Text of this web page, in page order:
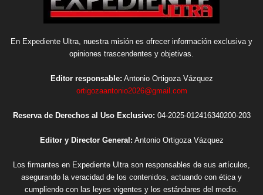
En Expediente Ultra, nuestra misión es ofrecer información exclusiva y
opiniones trascendentes y objetivas.
Editor responsable: Antonio Ortigoza Vázquez
ortigozaantonio2026@gmail.com
Reserva de Derechos al Uso Exclusivo: 04-2025-012416340200-203
Editor y Director General: Antonio Ortigoza Vázquez
Los firmantes en Expediente Ultra son responsables de sus artículos,
asegurando la veracidad de los contenidos, actuando con ética y
cumpliendo con las leyes vigentes y los estándares del medio.